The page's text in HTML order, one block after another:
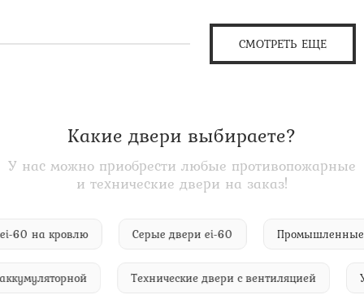
СМОТРЕТЬ ЕЩЕ
Какие двери выбираете?
У нас можно приобрести любые противопожарные
и технические двери на заказ!
ei-60 на кровлю Серые двери ei-60
Технические двери с вентиляцией